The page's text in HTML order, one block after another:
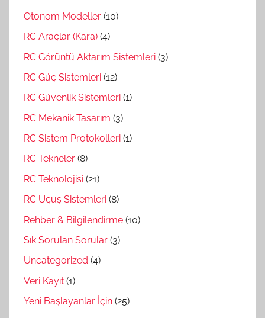
Otonom Modeller (10)
RC Araçlar (Kara) (4)
RC Görüntü Aktarım Sistemleri (3)
RC Güç Sistemleri (12)
RC Güvenlik Sistemleri (1)
RC Mekanik Tasarım (3)
RC Sistem Protokolleri (1)
RC Tekneler (8)
RC Teknolojisi (21)
RC Uçuş Sistemleri (8)
Rehber & Bilgilendirme (10)
Sık Sorulan Sorular (3)
Uncategorized (4)
Veri Kayıt (1)
Yeni Başlayanlar İçin (25)